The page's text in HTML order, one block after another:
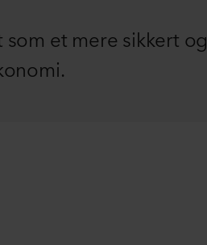
et mere sikkert og